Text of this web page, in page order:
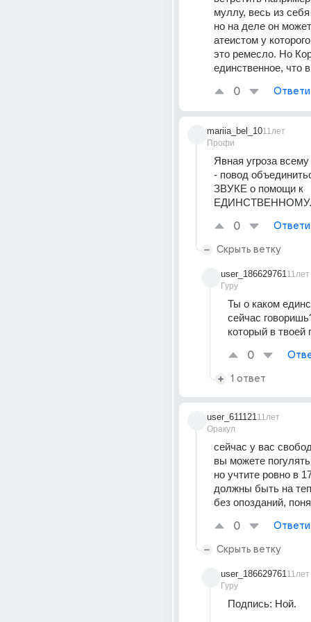
муллу, весь из
но на деле он
атеистом у
это ремесло. Но
единственное, что
0
mariia_bel_10
Профи
11лет
Явная угроза
- повод
ЗВУКЕ о помощи к
0
Скрыть ветку
user_186629761
Гуру
11лет
Ты о каком
сейчас
который в твоей
0
1 ответ
user_611121
Оракул
11лет
сейчас у вас
вы можете
но учтите ровно в
должны быть на
без опозданий,
0
Скрыть ветку
user_186629761
Гуру
11лет
Подпись: Ной.